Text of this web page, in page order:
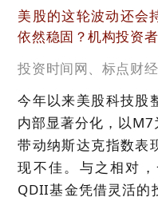
美股的这轮波动还会
依然稳固？机构投资
投资时间网、标点财
今年以来美股科技股
内部显著分化，以M7
带动纳斯达克指数表
现不佳。与之相对
QDII基金凭借灵活的